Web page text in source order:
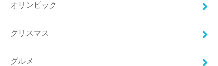
オリンピック
クリスマス
グルメ